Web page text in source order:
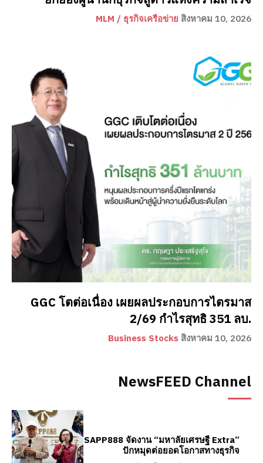
MLM / ธุรกิจเครือข่าย สิงหาคม 10, 2026
GGC โตต่อเนื่อง เผยผลประกอบการไตรมาส
2/69 กำไรสุทธิ 351 ลบ.
Business Stocks สิงหาคม 10, 2026
NewsFEED Channel
SAPP888 จัดงาน “มหาลัยเศรษฐี Extra”
ปักหมุดต่อยอดโอกาสทางธุรกิจ